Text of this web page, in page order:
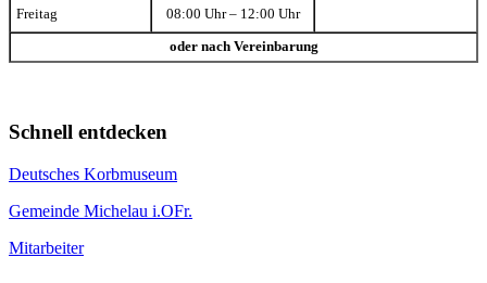
Freitag 08:00 Uhr – 12:00 Uhr
oder nach Vereinbarung
Schnell entdecken
Deutsches Korbmuseum
Gemeinde Michelau i.OFr.
Mitarbeiter